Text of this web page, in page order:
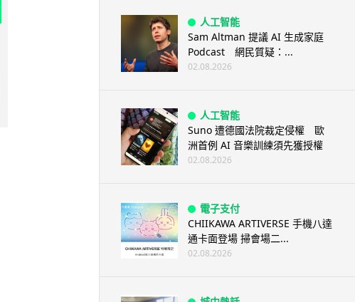
人工智能
Sam Altman 提議 AI 生成家庭
Podcast 網民質疑：...
02.08.2026
人工智能
Suno 遭德國法院裁定侵權 歐
洲首例 AI 音樂訓練須先獲授權
02.08.2026
電子支付
CHIIKAWA ARTIVERSE 手機八達
通卡面登場 掃會場二...
02.08.2026